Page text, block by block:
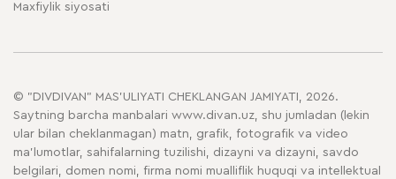
Maxfiylik siyosati
© "DIVDIVAN" MAS'ULIYATI CHEKLANGAN JAMIYATI, 2026.
Saytning barcha manbalari www.divan.uz, shu jumladan (lekin
ular bilan cheklanmagan) matn, grafik, fotografik va video
ma'lumotlar, sahifalarning tuzilishi, dizayni va dizayni, savdo
belgilari, domen nomi, firma nomi mualliflik huquqi va intellektual